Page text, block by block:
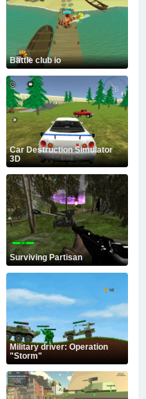
Battle club io
Car Destruction Simulator
3D
Surviving Partisan
Military driver: Operation
"Storm"